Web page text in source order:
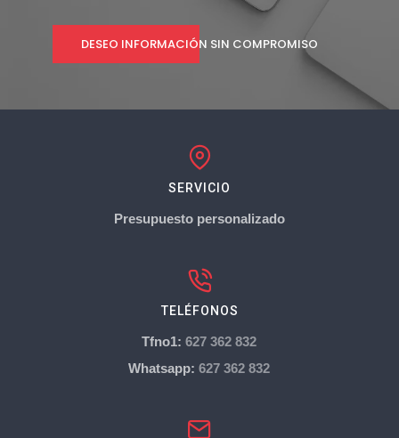
DESEO INFORMACIÓN SIN COMPROMISO
SERVICIO
Presupuesto personalizado
TELÉFONOS
Tfno1:627 362 832
Whatsapp:627 362 832